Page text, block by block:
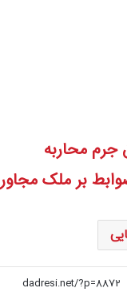
محاربه
بر ملک مجاور